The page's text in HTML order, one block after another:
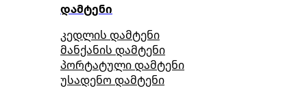
დამტენი
კედლის დამტენი
მანქანის დამტენი
პორტატული დამტენი
უსადენო დამტენი